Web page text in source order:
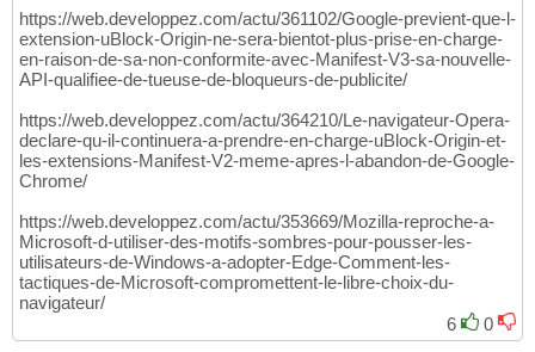
https://web.developpez.com/actu/361102/Google-previent-que-l-
extension-uBlock-Origin-ne-sera-bientot-plus-prise-en-charge-
en-raison-de-sa-non-conformite-avec-Manifest-V3-sa-nouvelle-
API-qualifiee-de-tueuse-de-bloqueurs-de-publicite/
https://web.developpez.com/actu/364210/Le-navigateur-Opera-
declare-qu-il-continuera-a-prendre-en-charge-uBlock-Origin-et-
les-extensions-Manifest-V2-meme-apres-l-abandon-de-Google-
Chrome/
https://web.developpez.com/actu/353669/Mozilla-reproche-a-
Microsoft-d-utiliser-des-motifs-sombres-pour-pousser-les-
utilisateurs-de-Windows-a-adopter-Edge-Comment-les-
tactiques-de-Microsoft-compromettent-le-libre-choix-du-
navigateur/
6
0